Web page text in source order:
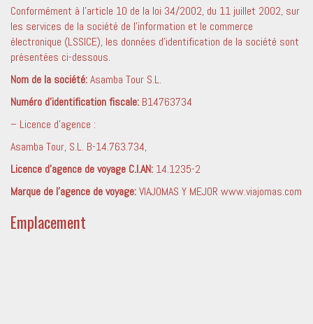
Conformément à l’article 10 de la loi 34/2002, du 11 juillet 2002, sur
les services de la société de l’information et le commerce
électronique (LSSICE), les données d’identification de la société sont
présentées ci-dessous.
Nom de la société:Asamba Tour S.L.
Numéro d’identification fiscale: B14763734
– Licence d’agence :
Asamba Tour, S.L. B-14.763.734,
Licence d’agence de voyage C.I.AN: 14.1235-2
Marque de l’agence de voyage:VIAJOMAS Y MEJOR www.viajomas.com
Emplacement